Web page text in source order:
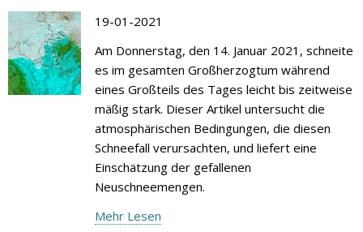
19-01-2021
Am Donnerstag, den 14. Januar 2021, schneite
es im gesamten Großherzogtum während
eines Großteils des Tages leicht bis zeitweise
mäßig stark. Dieser Artikel untersucht die
atmosphärischen Bedingungen, die diesen
Schneefall verursachten, und liefert eine
Einschätzung der gefallenen
Neuschneemengen.
Mehr Lesen